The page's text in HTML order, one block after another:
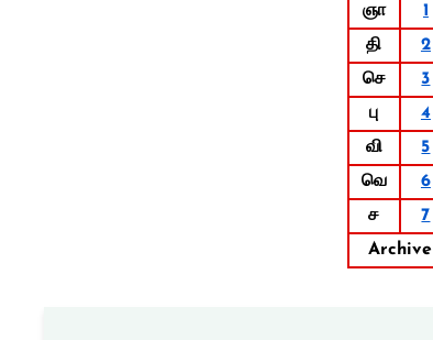
ஞா
1
தி
2
செ
3
பு
4
வி
5
வெ
6
ச
7
Archive